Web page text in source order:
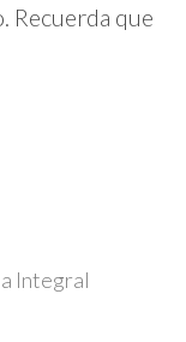
Recuerda que
Integral